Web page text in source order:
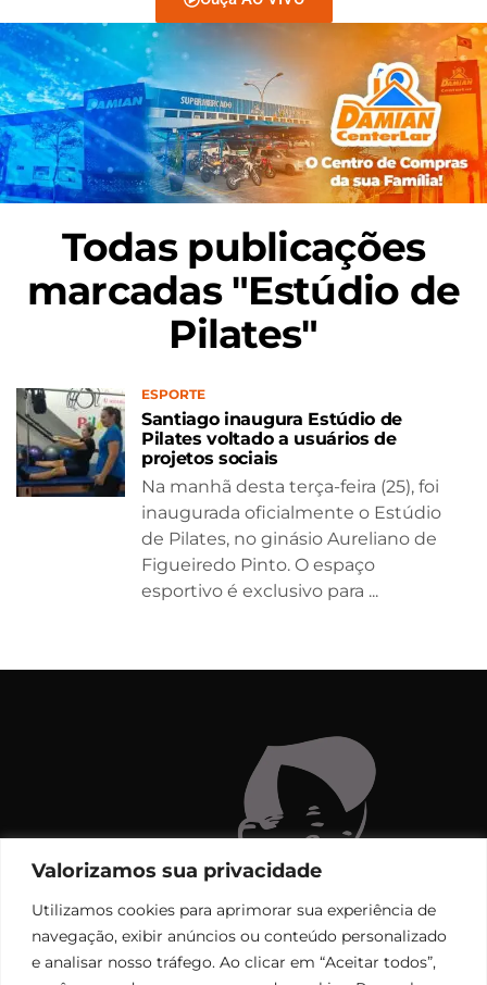
Valorizamos sua privacidade
Utilizamos cookies para aprimorar sua experiência de
navegação, exibir anúncios ou conteúdo personalizado
e analisar nosso tráfego. Ao clicar em “Aceitar todos”,
Todas publicações
marcadas "Estúdio de
Pilates"
ESPORTE
Santiago inaugura Estúdio de
Pilates voltado a usuários de
projetos sociais
Na manhã desta terça-feira (25), foi
inaugurada oficialmente o Estúdio
de Pilates, no ginásio Aureliano de
Figueiredo Pinto. O espaço
esportivo é exclusivo para ...